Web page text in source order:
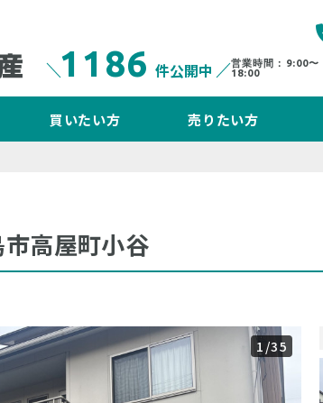
1186 件公開中
営業時間：9:00〜
18:00
買いたい方 売りたい方
高屋町小谷
1 /35